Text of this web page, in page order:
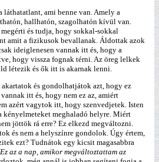
láthatatlant, ami benne van. Amely a
hallhatón, szagolhatón kívül van.
és tudja, hogy sokkal-sokkal
amit a fizikusok bevallanak. Áldottak azok
ideiglenesen vannak itt és, hogy a
hogy vissza fognak térni. Az öreg lelkek
létezik és ők itt is akarnak lenni.
és gondolhatjátok azt, hogy ez
itt és, hogy nem ez az, amiért
azért vagytok itt, hogy szenvedjetek. Isten
kényelmeteket meghaladó helyre. Miért
jöttök rá erre? Ez elkezd megváltozni.
és nem a helyszínre gondolok. Úgy értem,
ezt? Tudnátok egy kicsit magasabbra
az a nap, amikor megváltoztattam az